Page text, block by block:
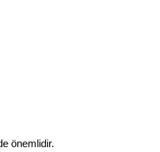
önemlidir.